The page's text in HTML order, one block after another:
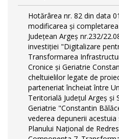
Hotărârea nr. 82 din data
modificarea și
Județean Argeș nr.232/
investiției "Digitalizare
Transformarea
Cronice și Geriatrie
cheltuielilor legate de
parteneriat încheiat între
Teritorială Județul Argeș și
Geriatrie "Constantin
vederea depunerii
Planului Național de